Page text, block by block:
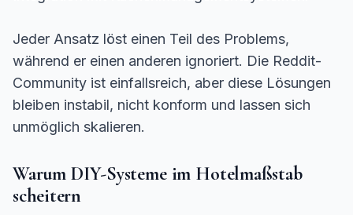
Jeder Ansatz löst einen Teil des Problems,
während er einen anderen ignoriert. Die Reddit-
Community ist einfallsreich, aber diese Lösungen
bleiben instabil, nicht konform und lassen sich
unmöglich skalieren.
Warum DIY-Systeme im Hotelmaßstab
scheitern